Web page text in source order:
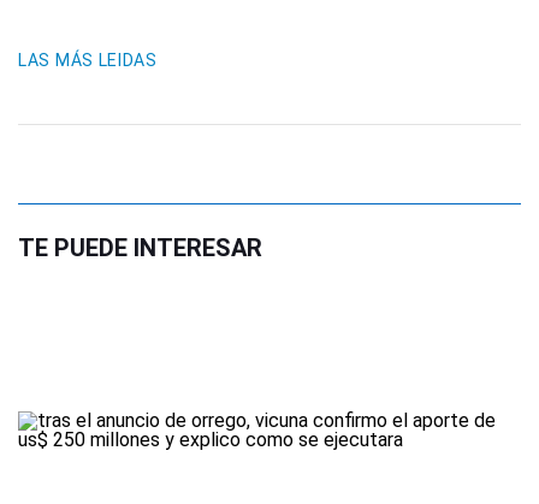
LAS MÁS LEIDAS
TE PUEDE INTERESAR